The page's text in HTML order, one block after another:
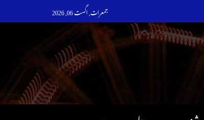
جمعرات, اگست 06, 2026